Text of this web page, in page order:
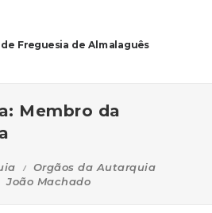
Freguesia de Almalaguês
Membro da
Orgãos da Autarquia
João Machado